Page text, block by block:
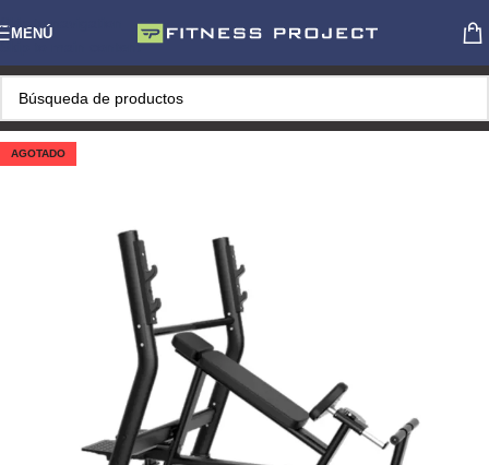
Skip to navigation
Skip to main content
MENÚ
AGOTADO